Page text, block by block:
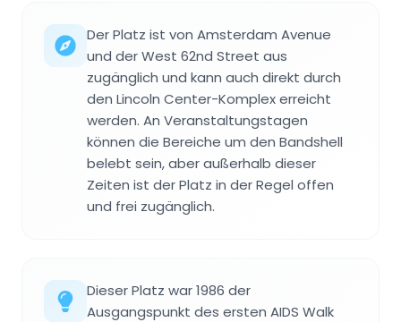
Der Platz ist von Amsterdam Avenue
und der West 62nd Street aus
zugänglich und kann auch direkt durch
den Lincoln Center-Komplex erreicht
werden. An Veranstaltungstagen
können die Bereiche um den Bandshell
belebt sein, aber außerhalb dieser
Zeiten ist der Platz in der Regel offen
und frei zugänglich.
Dieser Platz war 1986 der
Ausgangspunkt des ersten AIDS Walk